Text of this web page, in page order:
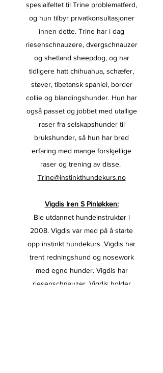
spesialfeltet til Trine problematferd,
og hun tilbyr privatkonsultasjoner
innen dette. Trine har i dag
riesenschnauzere, dvergschnauzer
og shetland sheepdog, og har
tidligere hatt chihuahua, schæfer,
støver, tibetansk spaniel, border
collie og blandingshunder. Hun har
også passet og jobbet med utallige
raser fra selskapshunder til
brukshunder, så hun har bred
erfaring med mange forskjellige
raser og trening av disse.
Trine@instinkthundekurs.no
Vigdis Iren S Pinløkken:
Ble utdannet hundeinstruktør i
2008. Vigdis var med på å starte
opp instinkt hundekurs. Vigdis har
trent redningshund og nosework
med egne hunder. Vigdis har
riesenschnauzer. Vigdis holder